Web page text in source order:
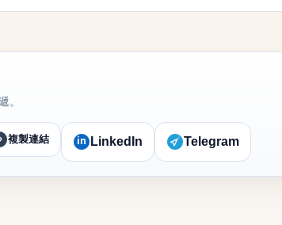
。
複製連結 in LinkedIn Telegram